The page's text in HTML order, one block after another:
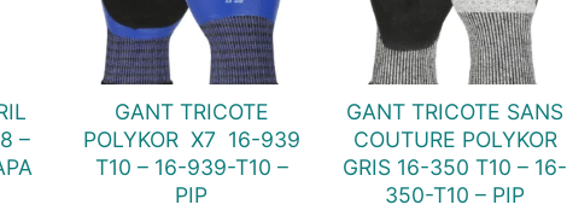
–
GANT TRICOTE
POLYKOR  X7  16-939
T10 – 16-939-T10 –
PIP
GANT TRICOTE SANS
COUTURE POLYKOR
GRIS 16-350 T10 – 16-
350-T10 – PIP